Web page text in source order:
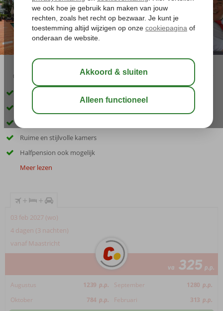
02:45 aug 32°C
Inclusief huurauto
Rustig gelegen vlak bij Vilamoura
Ruime en stijlvolle kamers
Halfpension ook mogelijk
Meer lezen
+ +
03 feb 2027 (wo)
4 dagen (3 nachten)
vanaf Maastricht
va 325 p.p.
Augustus 1239 p.p. September 1280 p.p.
Oktober
784 p.p. Februari 313 p.p.